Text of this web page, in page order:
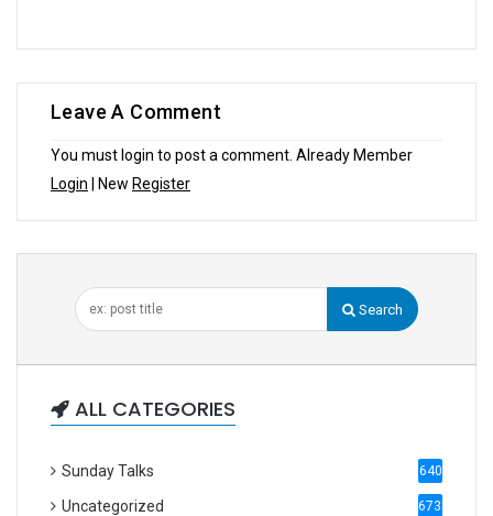
Leave A Comment
You must login to post a comment. Already Member
Login | New Register
Search
ALL CATEGORIES
Sunday Talks 640
Uncategorized 6738